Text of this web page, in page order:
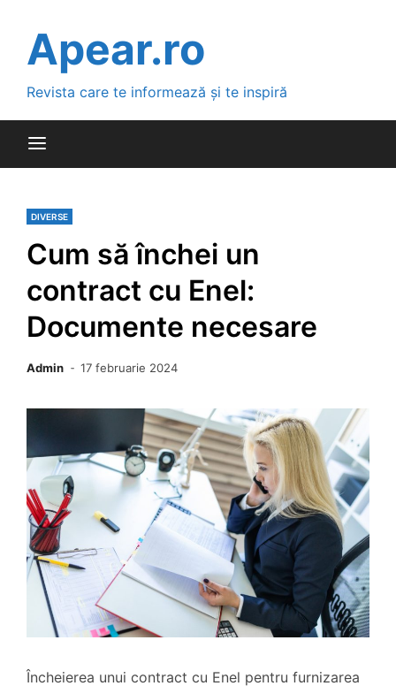
contentApear.ro
Revista care te informează și te inspiră
DIVERSE
Cum să închei un
contract cu Enel:
Documente necesare
Admin 17 februarie 2024
Încheierea unui contract cu Enel pentru furnizarea